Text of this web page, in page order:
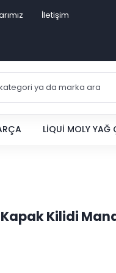
İletişim
LIQUI MOLY YAĞ
Kilidi